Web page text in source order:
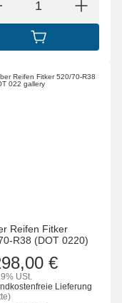
IN DEN
Reifen Fitker
R38 (DOT 0220)
€
USt.
Lieferung